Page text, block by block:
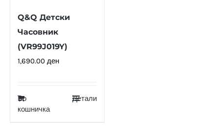
Q&Q Детски
Часовник
(VR99J019Y)
1,690.00 ден
Во
кошничка
Детали